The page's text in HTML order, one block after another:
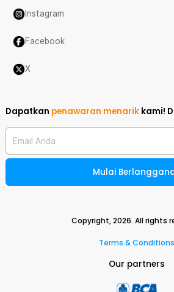
Instagram
Facebook
X
Dapatkan penawaran menarik kami!
Email Anda
Mulai
Copyright,2026. All rights
Terms & Conditions
Our partners